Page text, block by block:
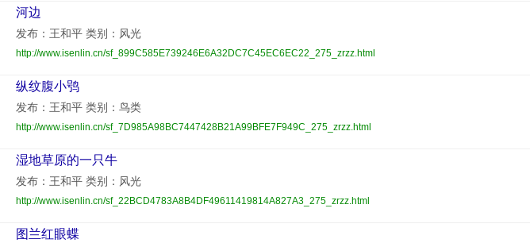
河边
发布：王和平 类别：风光
http://www.isenlin.cn/sf_899C585E739246E6A32DC7C45EC6EC22_275_zrzz.html
纵纹腹小鸮
发布：王和平 类别：鸟类
http://www.isenlin.cn/sf_7D985A98BC7447428B21A99BFE7F949C_275_zrzz.html
湿地草原的一只牛
发布：王和平 类别：风光
http://www.isenlin.cn/sf_22BCD4783A8B4DF49611419814A827A3_275_zrzz.html
图兰红眼蝶